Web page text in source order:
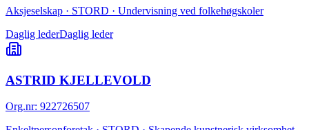
Aksjeselskap · STORD · Undervisning ved folkehøgskoler
Daglig lederDaglig leder
ASTRID KJELLEVOLD
Org.nr: 922726507